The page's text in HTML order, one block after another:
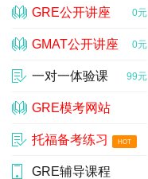
GRE公开讲座 0元
GMAT公开讲座 0元
一对一体验课 99元
GRE模考网站
10000人
托福备考练习 HOT
39209人预约
GRE辅导课程